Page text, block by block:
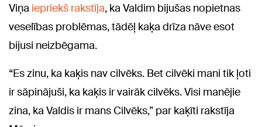
Viņa iepriekš rakstīja, ka Valdim bijušas nopietnas
veselības problēmas, tādēļ kaķa drīza nāve esot
bijusi neizbēgama.
“Es zinu, ka kaķis nav cilvēks. Bet cilvēki mani tik ļoti
ir sāpinājuši, ka kaķis ir vairāk cilvēks. Visi manējie
zina, ka Valdis ir mans Cilvēks,” par kaķīti rakstīja